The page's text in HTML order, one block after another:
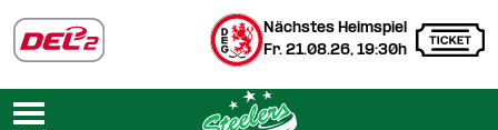
Nächstes Heimspiel
Fr. 21.08.26, 19:30h